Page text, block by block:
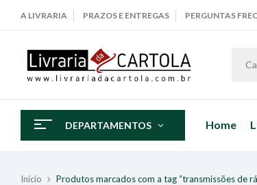
A LIVRARIA PRAZOS E ENTREGAS PERGUNTAS
DEPARTAMENTOS Home
Início Produtos marcados com a tag “transmissões de